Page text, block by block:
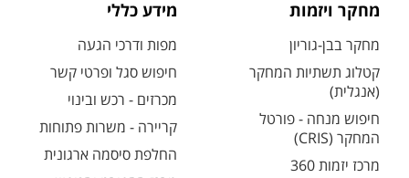
מחקר ויזמות
מחקר בבן-גוריון
קטלוג תשתיות המחקר
(אנגלית)
חיפוש מנחה - פורטל
המחקר (CRIS)
מרכז יזמות 360
מידע כללי
מפות ודרכי הגעה
חיפוש סגל ופרטי קשר
מכרזים - רכש ובינוי
קריירה - משרות פתוחות
החלפת סיסמה ארגונית